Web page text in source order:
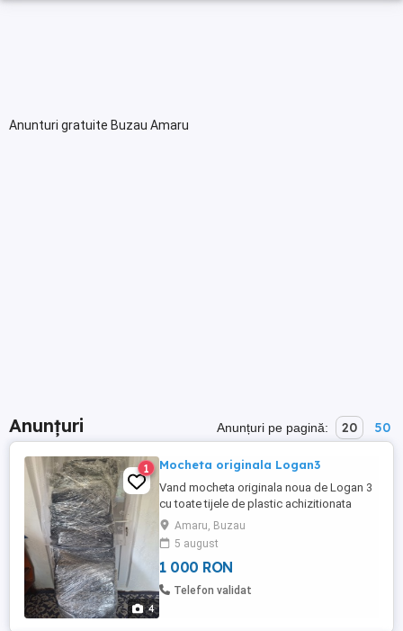
Anunturi gratuite Buzau Amaru
Anunțuri Anunțuri pe pagină: 20 50
4
1 Mocheta originala Logan3
Vand mocheta originala noua de Logan 3
cu toate tijele de plastic achizitionata
direct de la uzina.Mocheta este noua nu
secondhand
Amaru, Buzau
5 august
1 000 RON
Telefon validat